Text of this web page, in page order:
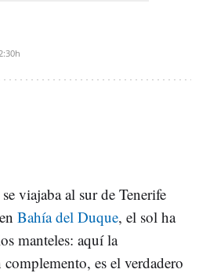
viajaba al sur de Tenerife
Bahía del Duque, el sol ha
manteles: aquí la
es el verdadero